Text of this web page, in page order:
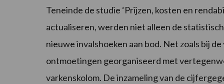
Teneinde de studie ‘Prijzen, kosten en
actualiseren, werden niet alleen de
nieuwe invalshoeken aan bod. Net zoals bij
ontmoetingen georganiseerd met
varkenskolom. De inzameling van de